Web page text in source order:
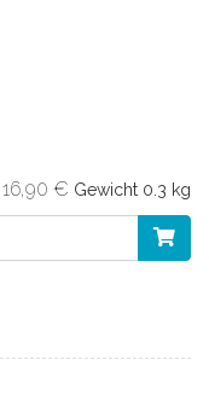
16,90 € Gewicht 0.3 kg